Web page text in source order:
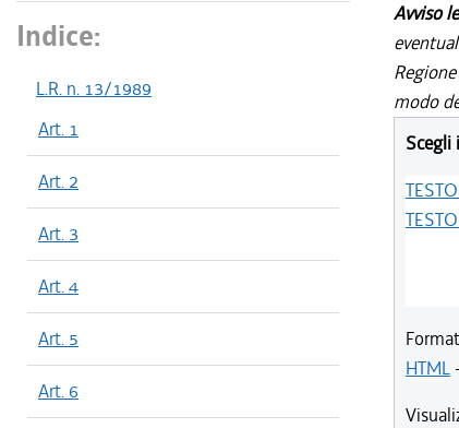
Indice:
L.R. n. 13/1989
Art. 1
Art. 2
Art. 3
Art. 4
Art. 5
Art. 6
Avviso
modo
Scegli
HTML